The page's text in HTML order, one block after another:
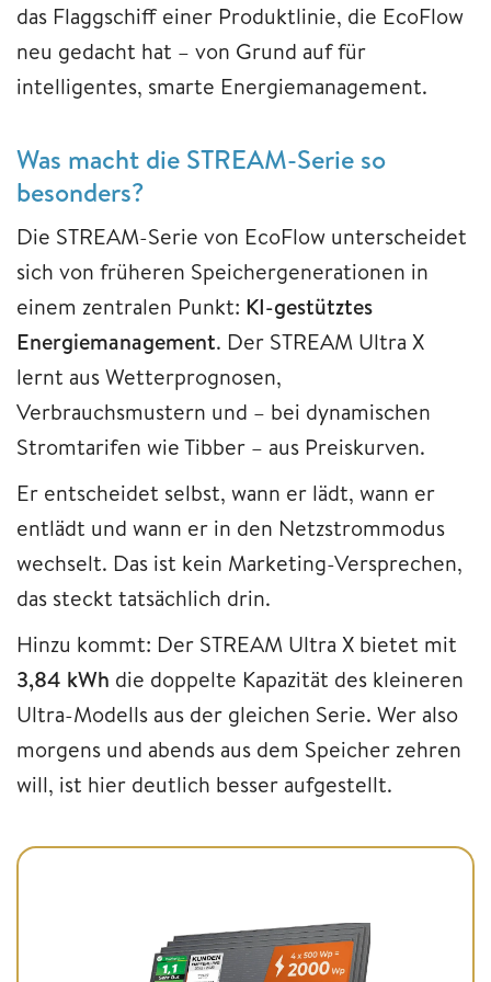
das Flaggschiff einer Produktlinie, die EcoFlow
neu gedacht hat – von Grund auf für
intelligentes, smarte Energiemanagement.
Was macht die STREAM-Serie so
besonders?
Die STREAM-Serie von EcoFlow unterscheidet
sich von früheren Speichergenerationen in
einem zentralen Punkt: KI-gestütztes
Energiemanagement. Der STREAM Ultra X
lernt aus Wetterprognosen,
Verbrauchsmustern und – bei dynamischen
Stromtarifen wie Tibber – aus Preiskurven.
Er entscheidet selbst, wann er lädt, wann er
entlädt und wann er in den Netzstrommodus
wechselt. Das ist kein Marketing-Versprechen,
das steckt tatsächlich drin.
Hinzu kommt: Der STREAM Ultra X bietet mit
3,84 kWh die doppelte Kapazität des kleineren
Ultra-Modells aus der gleichen Serie. Wer also
morgens und abends aus dem Speicher zehren
will, ist hier deutlich besser aufgestellt.